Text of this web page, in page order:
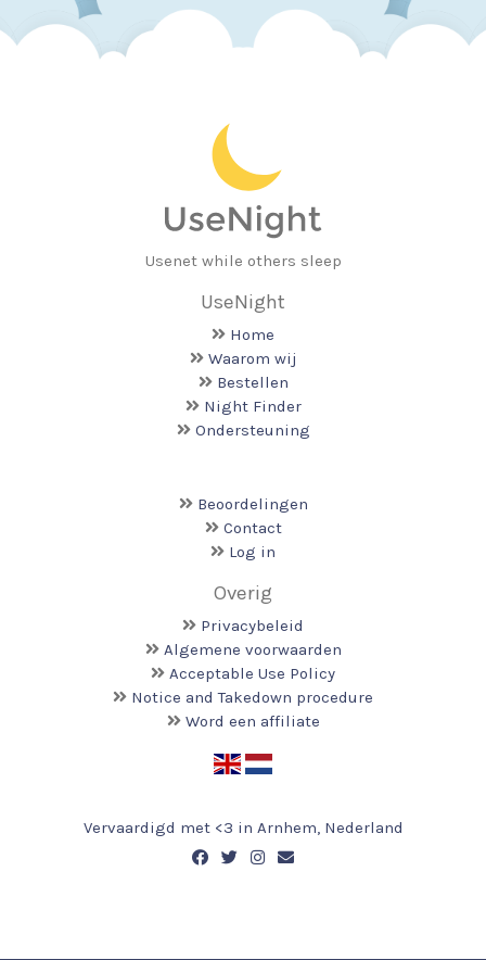
Usenet while others sleep
UseNight
Home
Waarom wij
Bestellen
Night Finder
Ondersteuning
Beoordelingen
Contact
Log in
Overig
Privacybeleid
Algemene voorwaarden
Acceptable Use Policy
Notice and Takedown procedure
Word een affiliate
Vervaardigd met <3 in Arnhem, Nederland